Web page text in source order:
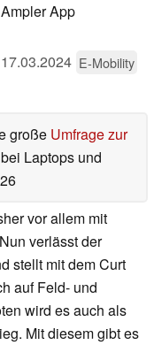
App
17.03.2024 E-Mobility
große Umfrage zur
Laptops und
vor allem mit
verlässt der
stellt mit dem Curt
auf Feld- und
wird es auch als
Mit diesem gibt es